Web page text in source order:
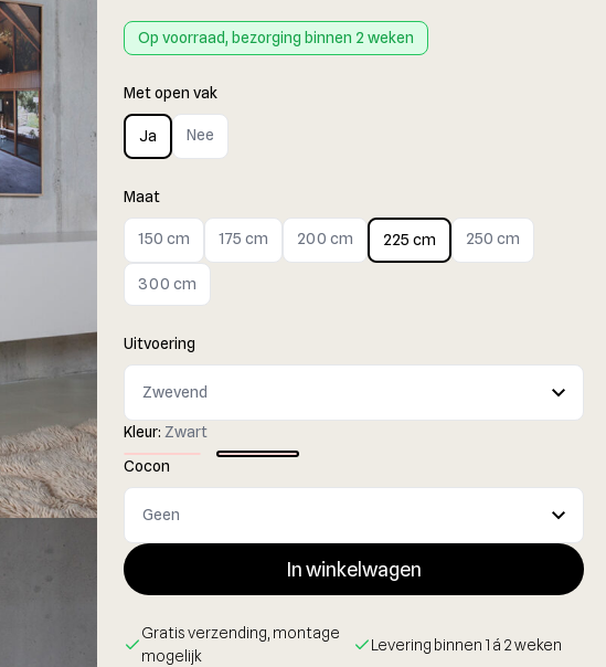
Op voorraad, bezorging binnen 2 weken
Met open vak
Ja Nee
Maat
150 cm 175 cm 200 cm 225 cm 250 cm
300 cm
Uitvoering
Kleur: Zwart
Cocon
In winkelwagen
Gratis verzending, montage
mogelijk
Levering binnen 1 á 2 weken